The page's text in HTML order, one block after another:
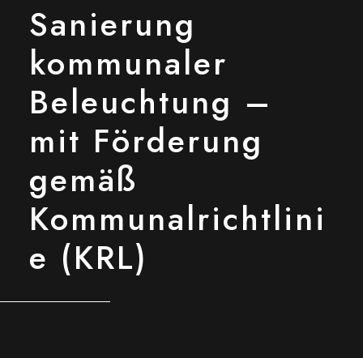
Sanierung
kommunaler
Beleuchtung –
mit Förderung
gemäß
Kommunalrichtlini
e (KRL)